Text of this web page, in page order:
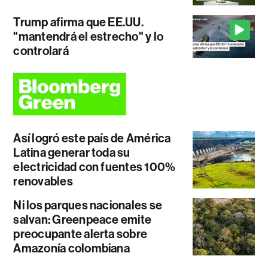
Trump afirma que EE.UU.
"mantendrá el estrecho" y lo
controlará
Así logró este país de América
Latina generar toda su
electricidad con fuentes 100%
renovables
Ni los parques nacionales se
salvan: Greenpeace emite
preocupante alerta sobre
Amazonía colombiana